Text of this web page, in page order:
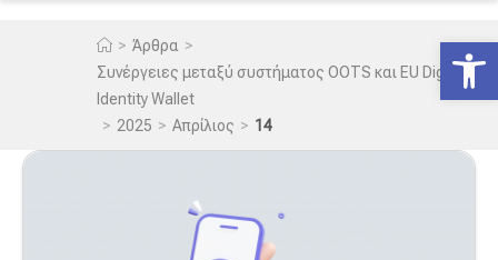
> Άρθρα >
Συνέργειες μεταξύ συστήματος OOTS και EU Digital
Identity Wallet
> 2025 > Απρίλιος > 14